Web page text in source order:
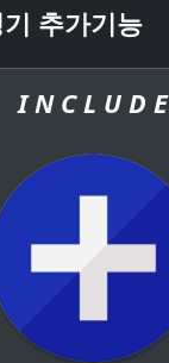
추가기능
I N C L U D E